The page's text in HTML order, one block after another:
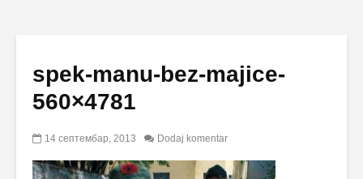
spek-manu-bez-majice-
560×4781
14 септембар, 2013 Dodaj komentar